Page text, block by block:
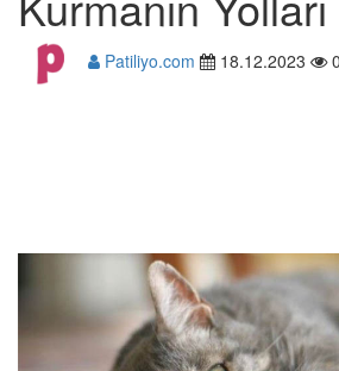
Patiliyo.com 18.12.2023